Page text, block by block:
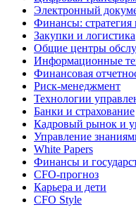
Электронный
Финансы: стратегия
Закупки и логистика
Общие центры
Информационные
Финансовая
Риск-менеджмент
Технологии
Банки и страхование
Кадровый рынок и
Управление
White Papers
Финансы и
CFO-прогноз
Карьера и дети
CFO Style